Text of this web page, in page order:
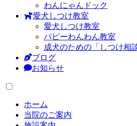
わんにゃんドック
愛犬しつけ教室
愛犬しつけ教室
パピーわんわん教室
成犬のための「しつけ相
ブログ
お知らせ
ホーム
当院のご案内